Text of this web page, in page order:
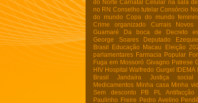
do Norte Carnatal Celular na sala
no RN Conselho tutelar Consórcio
do mundo Copa do mundo
Crime organizado
Currais Novos
Guamaré
Da boca de Decreto
George Soares
Deputado
Brasil
Educação Macau Eleição
parlamentares Farmacia Popular
Fuga em Mossoró Givagno Patrese
HIV Hospital Walfredo Gurgel IDEMA
Brasil
Jandaíra Justiça social
Medicamentos Minha casa Minha
Sem desconto
PB PL Antifacção
Paulinho Freire Pedro Avelino